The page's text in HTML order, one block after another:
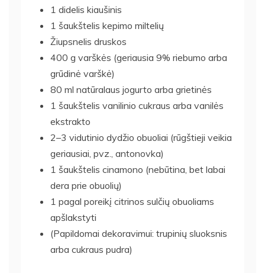
1 didelis kiaušinis
1 šaukštelis kepimo miltelių
Žiupsnelis druskos
400 g varškės (geriausia 9% riebumo arba
grūdinė varškė)
80 ml natūralaus jogurto arba grietinės
1 šaukštelis vanilinio cukraus arba vanilės
ekstrakto
2–3 vidutinio dydžio obuoliai (rūgštieji veikia
geriausiai, pvz., antonovka)
1 šaukštelis cinamono (nebūtina, bet labai
dera prie obuolių)
1 pagal poreikį citrinos sulčių obuoliams
apšlakstyti
(Papildomai dekoravimui: trupinių sluoksnis
arba cukraus pudra)